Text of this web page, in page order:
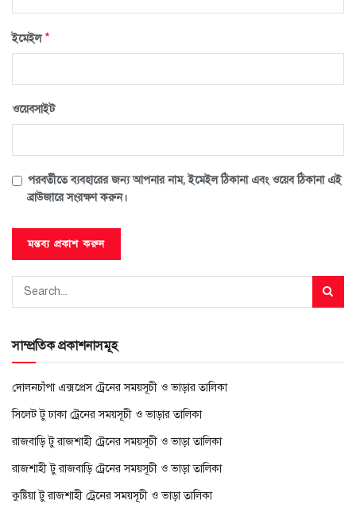
ইমেইল*
ওয়েবসাইট
পরবর্তীতে ব্যবহারের জন্য আপনার নাম, ইমেইল ঠিকানা এবং ওয়েব ঠিকানা এই
ব্রাউজারে সংরক্ষণ করুন।
সাম্প্রতিক প্রকাশনাসমূহ
দোলনচাঁপা এক্সপ্রেস ট্রেনের সময়সূচী ও ভাড়ার তালিকা
সিলেট টু ঢাকা ট্রেনের সময়সূচী ও ভাড়ার তালিকা
রাজবাড়ি টু রাজশাহী ট্রেনের সময়সূচী ও ভাড়া তালিকা
রাজশাহী টু রাজবাড়ি ট্রেনের সময়সূচী ও ভাড়া তালিকা
কুষ্টিয়া টু রাজশাহী ট্রেনের সময়সূচী ও ভাড়া তালিকা